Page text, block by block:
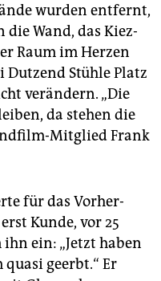
wurden entfernt,
die Wand, das Kiez-
Raum im Herzen
Dutzend Stühle Platz
verändern. „Die
da stehen die
Mitglied Frank
für das Vorher-
Kunde, vor 25
ein: „Jetzt haben
geerbt.“ Er